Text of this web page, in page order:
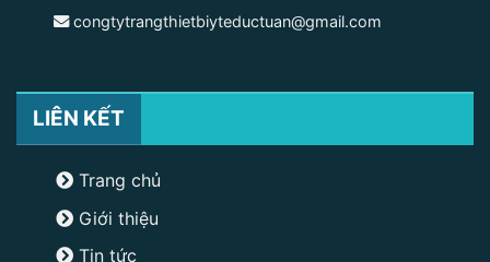
congtytrangthietbiyteductuan@gmail.com
LIÊN KẾT
Trang chủ
Giới thiệu
Tin tức